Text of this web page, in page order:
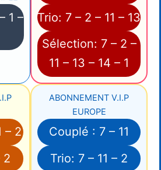
1 –
Trio: 7 – 2 – 11 – 13
Sélection: 7 – 2 –
11 – 13 – 14 – 1
– 2
2
ABONNEMENT V.I.P
EUROPE
Couplé : 7 – 11
Trio: 7 – 11 – 2